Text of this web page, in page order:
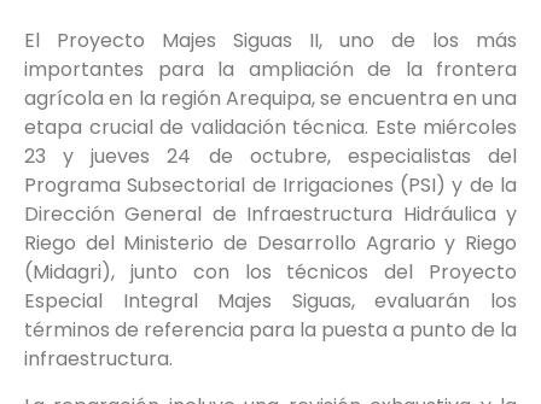
El Proyecto Majes Siguas II, uno de los más
importantes para la ampliación de la frontera
agrícola en la región Arequipa, se encuentra en una
etapa crucial de validación técnica. Este miércoles
23 y jueves 24 de octubre, especialistas del
Programa Subsectorial de Irrigaciones (PSI) y de la
Dirección General de Infraestructura Hidráulica y
Riego del Ministerio de Desarrollo Agrario y Riego
(Midagri), junto con los técnicos del Proyecto
Especial Integral Majes Siguas, evaluarán los
términos de referencia para la puesta a punto de la
infraestructura.